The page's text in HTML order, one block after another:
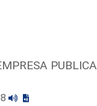
PUBLICA